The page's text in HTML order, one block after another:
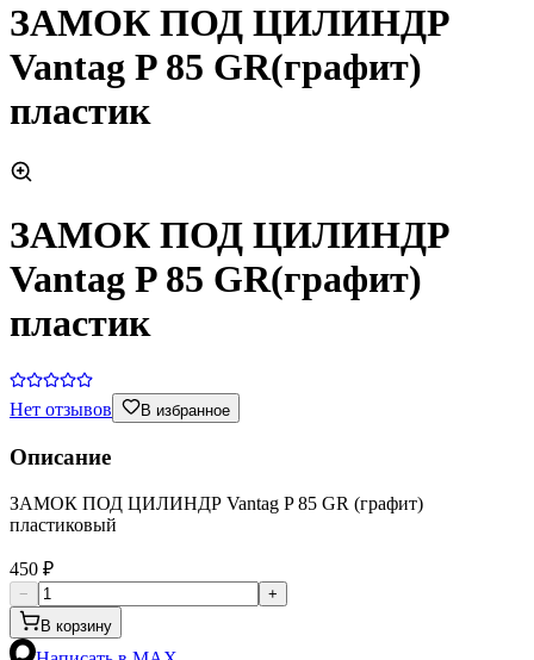
ЗАМОК ПОД ЦИЛИНДР
Vantag P 85 GR(графит)
пластик
ЗАМОК ПОД ЦИЛИНДР
Vantag P 85 GR(графит)
пластик
Нет отзывов В избранное
Описание
ЗАМОК ПОД ЦИЛИНДР Vantag P 85 GR (графит)
пластиковый
450 ₽
−
+
В корзину